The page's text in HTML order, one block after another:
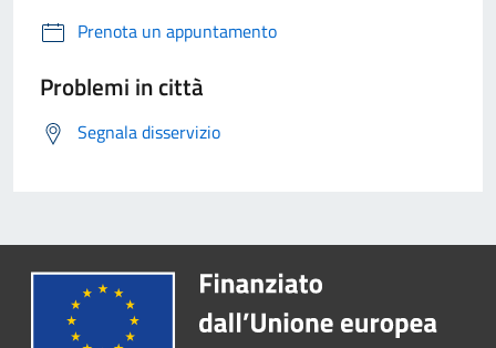
Prenota un appuntamento
Problemi in città
Segnala disservizio